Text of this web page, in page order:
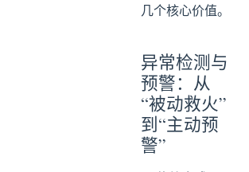
几个核心价值。
异常检测与
预警：从
“被动救火”
到“主动预
警”